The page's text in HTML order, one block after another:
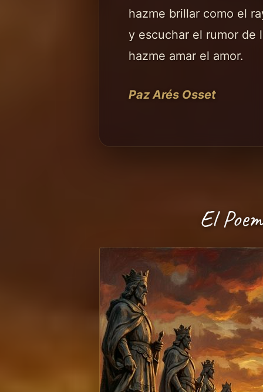
hazme brillar como el
y escuchar el rumor de
hazme amar el amor.
Paz Arés Osset
El